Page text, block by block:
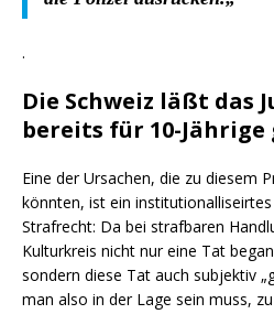
.
Die Schweiz läßt das
bereits für 10-Jährige
Eine der Ursachen, die zu diesem
könnten, ist ein
Strafrecht: Da bei strafbaren
Kulturkreis nicht nur eine Tat
sondern diese Tat auch subjektiv
man also in der Lage sein muss,